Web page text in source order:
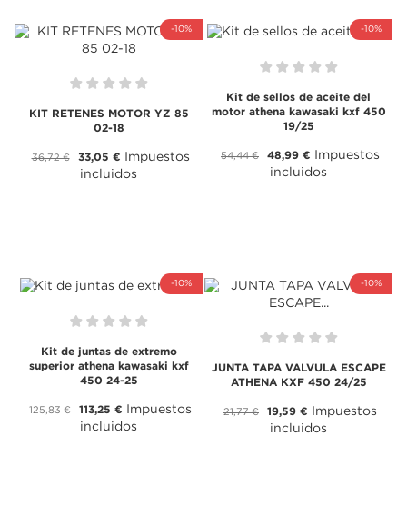
-10%
KIT RETENES MOTOR YZ 85
02-18
36,72 € 33,05 € Impuestos
incluidos
-10%
Kit de sellos de aceite del
motor athena kawasaki kxf 450
19/25
54,44 € 48,99 €
Impuestos
incluidos
-10%
Kit de juntas de extremo
superior athena kawasaki kxf
450 24-25
125,83 € 113,25 €
Impuestos
incluidos
-10%
JUNTA TAPA VALVULA ESCAPE
ATHENA KXF 450 24/25
21,77 € 19,59 €
Impuestos
incluidos